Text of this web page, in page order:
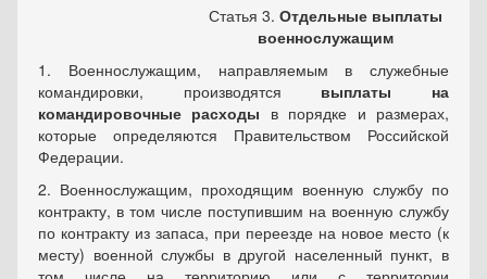
Статья 3. Отдельные выплаты
военнослужащим
1. Военнослужащим, направляемым в служебные
командировки, производятся выплаты на
командировочные расходы в порядке и размерах,
которые определяются Правительством Российской
Федерации.
2. Военнослужащим, проходящим военную службу по
контракту, в том числе поступившим на военную службу
по контракту из запаса, при переезде на новое место (к
месту) военной службы в другой населенный пункт, в